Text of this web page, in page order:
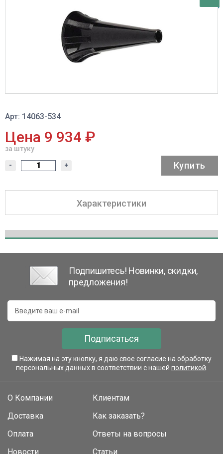
Арт: 14063-534
Цена 9 934 ₽
за штуку
- + Купить
Характеристики
Подпишитесь! Новинки, скидки,
предложения!
Подписаться
Нажимая на эту кнопку, я даю свое согласие на обработку
персональных данных в соответствии с нашей политикой
О Компании
Доставка
Оплата
Новости
Клиентам
Как заказать?
Ответы на вопросы
Статьи